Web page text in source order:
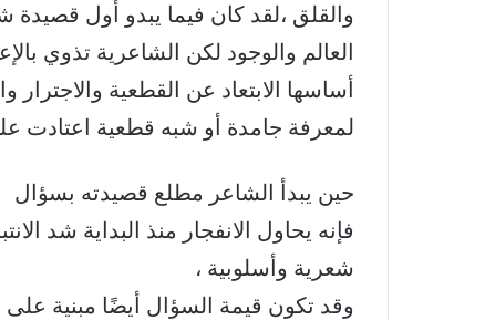
والقلق ،لقد كان فيما يبدو أول
العالم والوجود لكن الشاعرية تذوي
أساسها الابتعاد عن القطعية
لمعرفة جامدة أو شبه قطعية اعتادت
حين يبدأ الشاعر مطلع قصيدته بسؤال
فإنه يحاول الانفجار منذ البداية شد
شعرية وأسلوبية ،
وقد تكون قيمة السؤال أيضًا مبنية على